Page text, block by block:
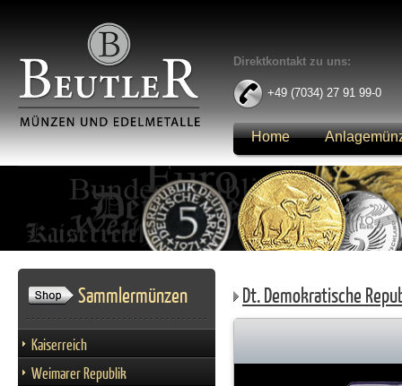
Direktkontakt zu uns:
+49 (7034) 27 91 99-0
Home
Anmelden
Sammlermünzen
Kaiserreich
Weimarer Republik
Dt. Demokratische